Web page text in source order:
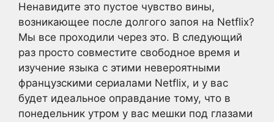
Ненавидите это пустое чувство вины,
возникающее после долгого запоя на Netflix?
Мы все проходили через это. В следующий
раз просто совместите свободное время и
изучение языка с этими невероятными
французскими сериалами Netflix, и у вас
будет идеальное оправдание тому, что в
понедельник утром у вас мешки под глазами